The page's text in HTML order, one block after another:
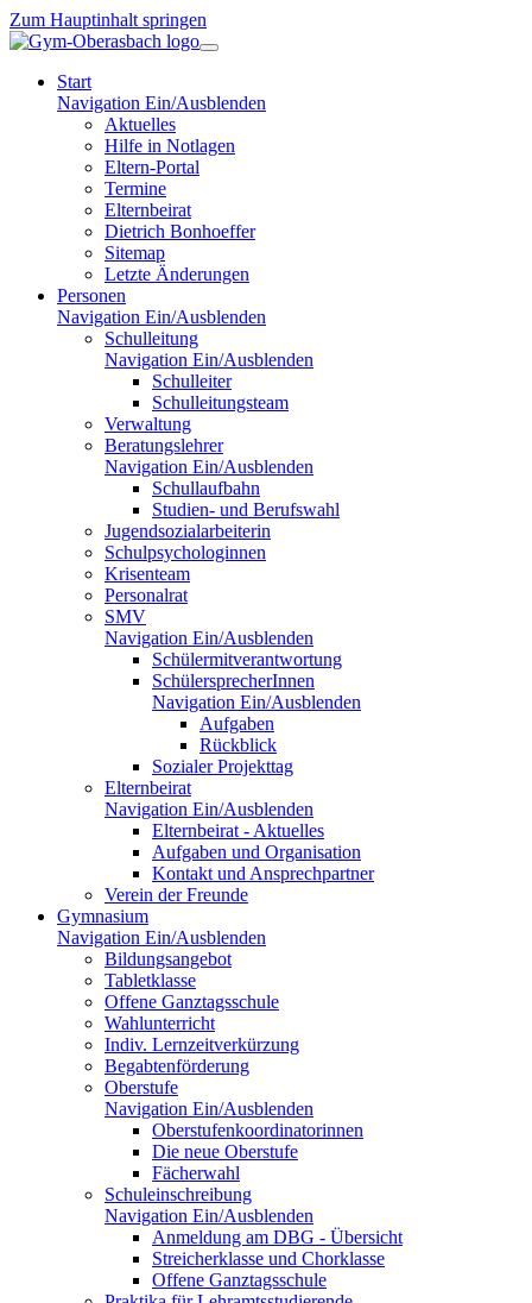
Zum Hauptinhalt springen
Start
Navigation Ein/Ausblenden
Aktuelles
Hilfe in Notlagen
Eltern-Portal
Termine
Elternbeirat
Dietrich Bonhoeffer
Sitemap
Letzte Änderungen
Personen
Navigation Ein/Ausblenden
Schulleitung
Navigation Ein/Ausblenden
Schulleiter
Schulleitungsteam
Verwaltung
Beratungslehrer
Navigation Ein/Ausblenden
Schullaufbahn
Studien- und Berufswahl
Jugendsozialarbeiterin
Schulpsychologinnen
Krisenteam
Personalrat
SMV
Navigation Ein/Ausblenden
Schülermitverantwortung
SchülersprecherInnen
Navigation Ein/Ausblenden
Aufgaben
Rückblick
Sozialer Projekttag
Elternbeirat
Navigation Ein/Ausblenden
Elternbeirat - Aktuelles
Aufgaben und Organisation
Kontakt und Ansprechpartner
Verein der Freunde
Gymnasium
Navigation Ein/Ausblenden
Bildungsangebot
Tabletklasse
Offene Ganztagsschule
Wahlunterricht
Indiv. Lernzeitverkürzung
Begabtenförderung
Oberstufe
Navigation Ein/Ausblenden
Oberstufenkoordinatorinnen
Die neue Oberstufe
Fächerwahl
Schuleinschreibung
Navigation Ein/Ausblenden
Anmeldung am DBG - Übersicht
Streicherklasse und Chorklasse
Offene Ganztagsschule